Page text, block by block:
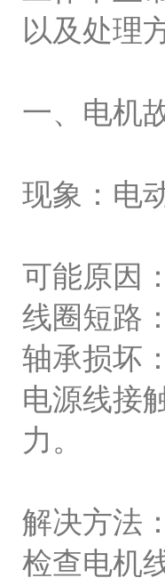
以及处理
一、电机
现象：电
可能原因：
线圈短路
轴承损坏
电源线接
力。
解决方法：
检查电机